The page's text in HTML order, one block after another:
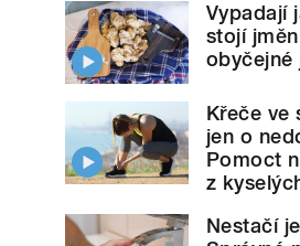
Vypadají
stojí
obyčejné
Křeče ve
jen o
Pomoct
z
Nestačí